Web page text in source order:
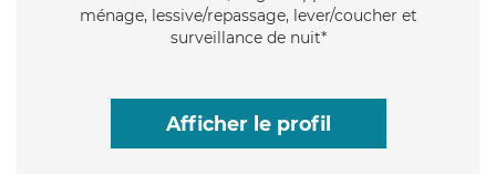
ménage, lessive/repassage, lever/coucher et
surveillance de nuit*
Afficher le profil